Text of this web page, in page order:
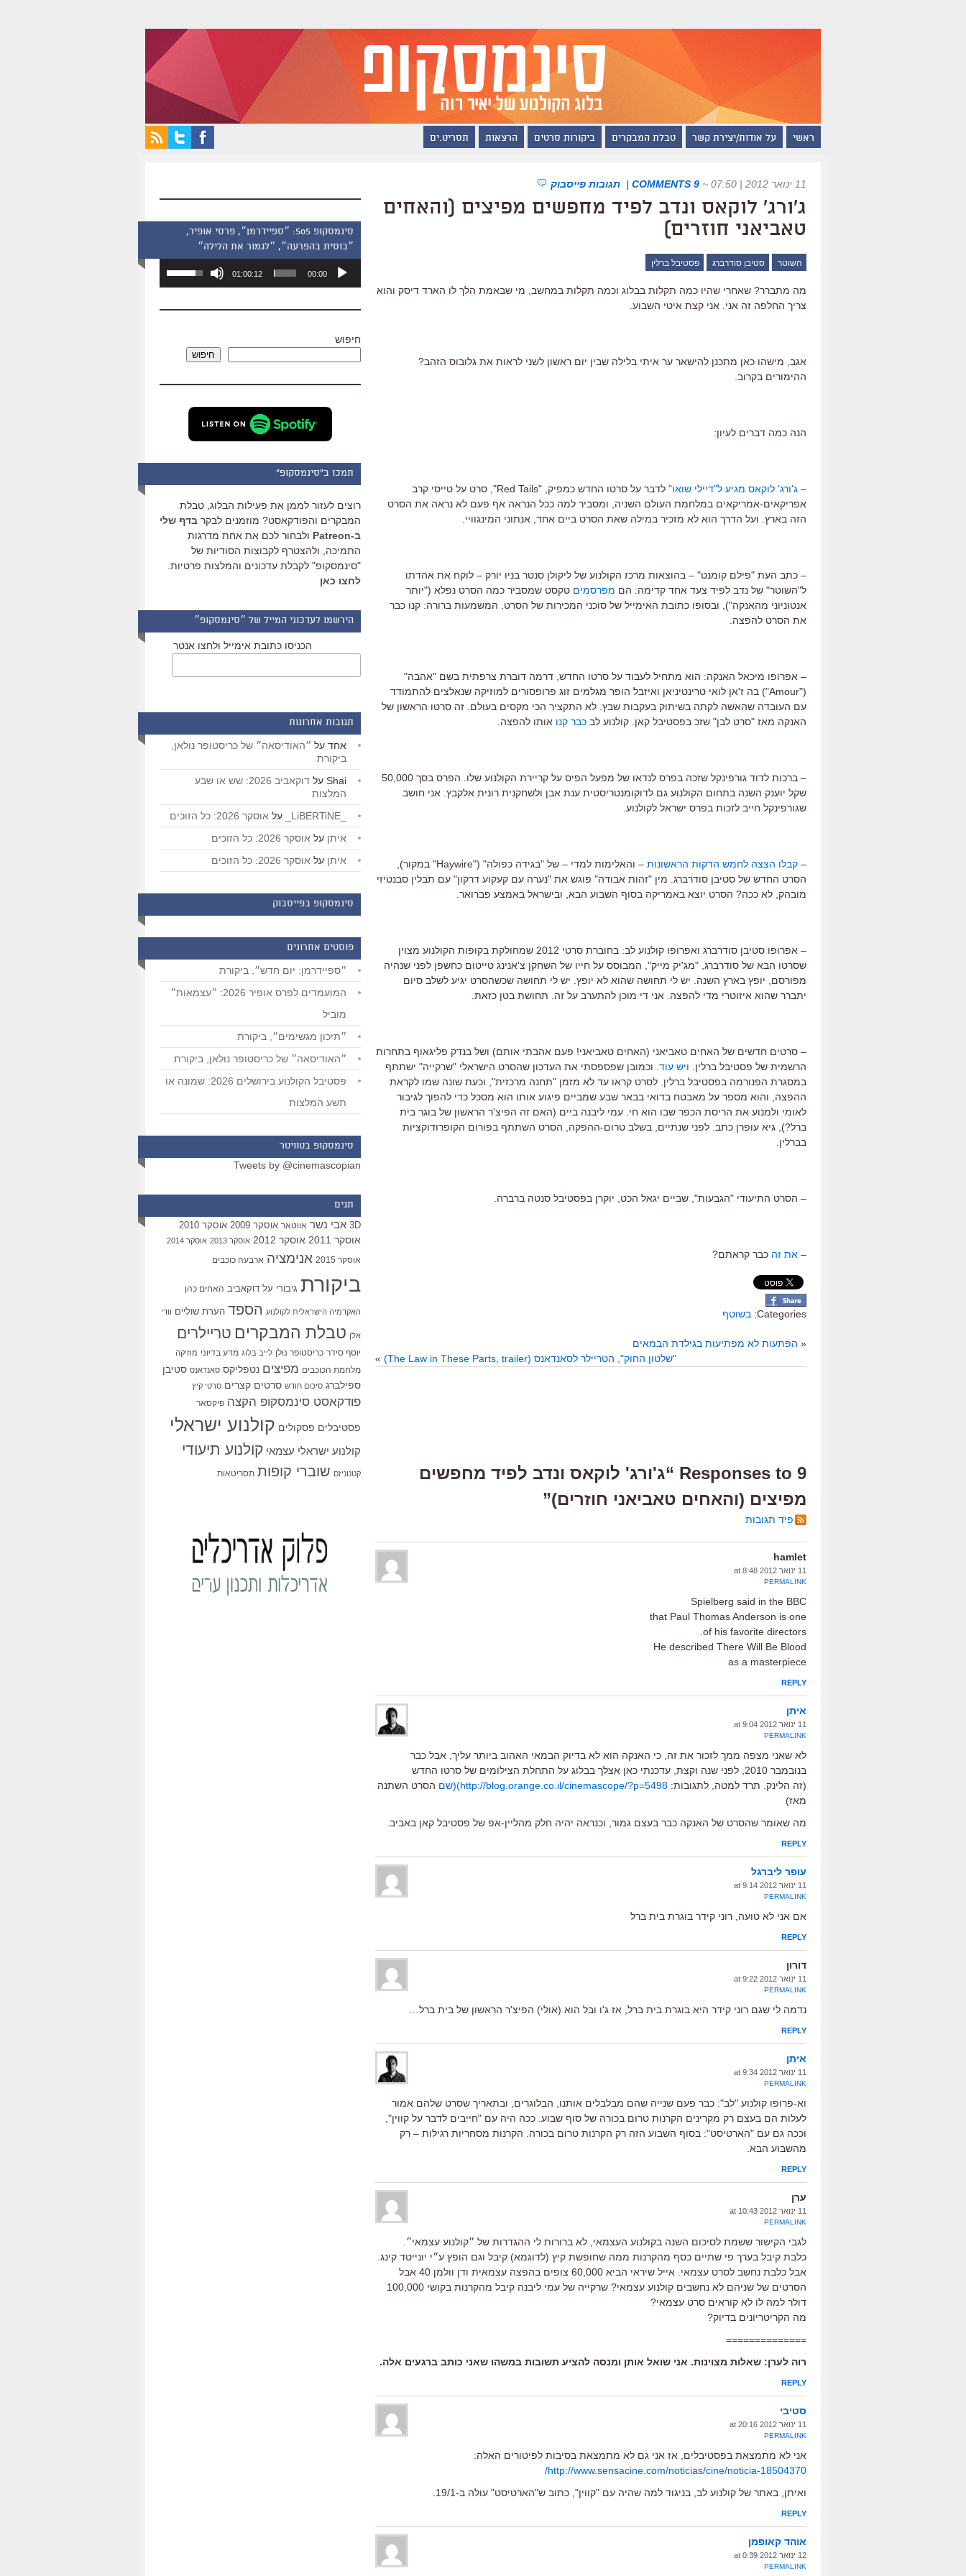
ראשי על אודות/יצירת קשר טבלת המבקרים ביקורות סרטים הרצאות תסריט.ים
11 ינואר 2012 | 07:50 ~
9 COMMENTS
| תגובות פייסבוק
ג'ורג' לוקאס ונדב לפיד מחפשים מפיצים (והאחים
טאביאני חוזרים)
השוטר סטיבן סודרברג פסטיבל ברלין
מה מתברר? שאחרי שהיו כמה תקלות בבלוג וכמה תקלות במחשב, מי שבאמת הלך לו הארד דיסק והוא
צריך החלפה זה אני. אני קצת איטי השבוע.
אגב, מישהו כאן מתכנן להישאר ער איתי בלילה שבין יום ראשון לשני לראות את גלובוס הזהב?
ההימורים בקרוב.
הנה כמה דברים לעיון:
– ג'ורג' לוקאס מגיע ל"דיילי שואו"
לדבר על סרטו החדש כמפיק, "Red Tails", סרט על טייסי קרב
אפריקאים-אמריקאים במלחמת העולם השניה, ומסביר למה ככל הנראה אף פעם לא נראה את הסרט
הזה בארץ. ועל הדרך הוא לא מזכיר במילה שאת הסרט ביים אחד, אנתוני המינגוויי.
– כתב העת "פילם קומנט" – בהוצאות מרכז הקולנוע של ליקולן סנטר בניו יורק – לוקח את אהדתו
ל"השוטר" של נדב לפיד צעד אחד קדימה: הם מפרסמים טקסט שמסביר כמה הסרט נפלא ("יותר
אנטוניוני מהאנקה"), ובסופו כתובת האימייל של סוכני המכירות של הסרט. המשמעות ברורה: קנו כבר
את הסרט להפצה.
– אפרופו מיכאל האנקה: הוא מתחיל לעבוד על סרטו החדש, דרמה דוברת צרפתית בשם "אהבה"
("Amour") בה ז'אן לואי טרינטיניאן ואיזבל הופר מגלמים זוג פרופסורים למוזיקה שנאלצים להתמודד
עם העובדה שהאשה לקתה בשיתוק בעקבות שבץ. לא התקציר הכי מקסים בעולם. זה סרטו הראשון של
האנקה מאז "סרט לבן" שזכ בפסטיבל קאן. קולנוע לב כבר קנו אותו להפצה.
– ברכות לדוד גורפינקל שזכה בפרס לנדאו של מפעל הפיס על קריירת הקולנוע שלו. הפרס בסך 50,000
שקל יוענק השנה בתחום הקולנוע גם לדוקומנטריסטית ענת אבן ולשחקנית רונית אלקבץ. אני חושב
שגורפינקל חייב לזכות בפרס ישראל לקולנוע.
– קבלו הצצה לחמש הדקות הראשונות
– והאלימות למדי – של "בגידה כפולה" ("Haywire" במקור),
הסרט החדש של סטיבן סודרברג. מין "זהות אבודה" פוגש את "נערה עם קעקוע דרקון" עם תבלין סבנטיזי
מובהק, לא ככה? הסרט יוצא באמריקה בסוף השבוע הבא, ובישראל באמצע פברואר.
– אפרופו סטיבן סודרברג ואפרופו קולנוע לב: בחוברת סרטי 2012 שמחולקת בקופות הקולנוע מצוין
שסרטו הבא של סודרברג, "מג'יק מייק", המבוסס על חייו של השחקן צ'אנינג טייטום כחשפן לפני שנהיה
מפורסם, יופץ בארץ השנה. יש לי תחושה שהוא לא יופץ. יש לי תחושה שכשהסרט יגיע לשלב סיום
יתברר שהוא איזוטרי מדי להפצה. אני די מוכן להתערב על זה. תחושת בטן כזאת.
– סרטים חדשים של האחים טאביאני (האחים טאביאני! פעם אהבתי אותם) ושל בנדק פליגאוף בתחרות
הרשמית של פסטיבל ברלין. ויש עוד . וכמובן שפספסתי את העדכון שהסרט הישראלי "שרקייה" ישתתף
במסגרת הפנורמה בפסטיבל ברלין. לסרט קראו עד לא מזמן "תחנה מרכזית", וכעת שונה שמו לקראת
ההפצה, והוא מספר על מאבטח בדואי בבאר שבע שמביים פיגוע אותו הוא מסכל כדי להפוך לגיבור
לאומי ולמנוע את הריסת הכפר שבו הוא חי. עמי ליבנה ביים (האם זה הפיצ'ר הראשון של בוגר בית
ברל?), גיא עופרן כתב. לפני שנתיים, בשלב טרום-ההפקה, הסרט השתתף בפורום הקופרודוקציות
בברלין.
– הסרט התיעודי "הגבעות", שביים יגאל הכט, יוקרן בפסטיבל סנטה ברברה.
– את זה כבר קראתם?
Categories: בשוטף
« הפתעות לא מפתיעות בגילדת הבמאים
"שלטון החוק", הטריילר לסאנדאנס (The Law in These Parts, trailer)
»
9 Responses to “ג'ורג' לוקאס ונדב לפיד מחפשים
מפיצים (והאחים טאביאני חוזרים)”
פיד תגובות
hamlet
11 ינואר 2012 at 8:48
PERMALINK
Spielberg said in the BBC
that Paul Thomas Anderson is one
of his favorite directors.
He described There Will Be Blood
as a masterpiece
REPLY
איתן
11 ינואר 2012 at 9:04
PERMALINK
לא שאני מצפה ממך לזכור את זה, כי האנקה הוא לא בדיוק הבמאי האהוב ביותר עליך, אבל כבר
בנובמבר 2010, לפני שנה וקצת, עדכנתי כאן אצלך בבלוג על התחלת הצילומים של סרטו החדש
(זה הלינק. תרד למטה, לתגובות: http://blog.orange.co.il/cinemascope/?p=5498)(שם
הסרט השתנה
מאז)
מה שאומר שהסרט של האנקה כבר בעצם גמור, וכנראה יהיה חלק מהליין-אפ של פסטיבל קאן באביב.
REPLY
עופר ליברגל
11 ינואר 2012 at 9:14
PERMALINK
אם אני לא טועה, רוני קידר בוגרת בית ברל
REPLY
דורון
11 ינואר 2012 at 9:22
PERMALINK
נדמה לי שגם רוני קידר היא בוגרת בית ברל, אז ג'ו ובל הוא (אולי) הפיצ'ר הראשון של בית ברל…
REPLY
איתן
11 ינואר 2012 at 9:34
PERMALINK
וא-פרופו קולנוע "לב": כבר פעם שנייה שהם מבלבלים אותנו, הבלוגרים, ובתאריך שסרט שלהם אמור
לעלות הם בעצם רק מקרינים הקרנות טרום בכורה של סוף שבוע. ככה היה עם "חייבים לדבר על קווין",
וככה גם עם "הארטיסט": בסוף השבוע הזה רק הקרנות טרום בכורה. הקרנות מסחריות רגילות – רק
מהשבוע הבא.
REPLY
ערן
11 ינואר 2012 at 10:43
PERMALINK
לגבי הקישור ששמת לסיכום השנה בקולנוע העצמאי, לא ברורות לי ההגדרות של ״קולנוע עצמאי״.
כלבת קיבל בערך פי שתיים כסף מהקרנות ממה שחופשת קיץ (לדוגמא) קיבל וגם הופץ ע״י יונייטד קינג.
אבל כלבת נחשב לסרט עצמאי. אייל שיראי הביא 60,000 צופים בהפצה עצמאית ודן וולמן 40 אבל
הסרטים של שניהם לא נחשבים קולנוע עצמאי? שרקייה של עמי ליבנה קיבל מהקרנות בקושי 100,000
דולר למה לו לא קוראים סרט עצמאי?
מה הקריטריונים בדיוק?
==============
רוה לערן: שאלות מצוינות. אני שואל אותן ומנסה להציע תשובות במשהו שאני כותב ברגעים אלה.
REPLY
סטיבי
11 ינואר 2012 at 20:16
PERMALINK
אני לא מתמצאת בפסטיבלים, אז אני גם לא מתמצאת בסיבות לפיטורים האלה:
http://www.sensacine.com/noticias/cine/noticia-18504370/
ואיתן, באתר של קולנוע לב, בניגוד למה שהיה עם "קווין", כתוב ש"הארטיסט" עולה ב-19/1.
REPLY
אוהד קאופמן
12 ינואר 2012 at 0:39
PERMALINK
סינמסקופ 505: ״ספיידרמן״, פרסי אופיר,
״בוסית בהפרעה״, ״לגמור את הלילה״
אודיו
00:00
01:00:12
השתמש
כדי
שמע.
חיפוש
חיפוש
תמכו ב"סינמסקופ"
רוצים לעזור לממן את פעילות הבלוג, טבלת
המבקרים והפודקאסט? מוזמנים לבקר בדף שלי
ב-Patreon
ולבחור לכם את אחת מדרגות
התמיכה, ולהצטרף לקבוצות הסודיות של
"סינמסקופ" לקבלת עדכונים והמלצות פרטיות.
לחצו כאן
הירשמו לעדכוני המייל של ״סינמסקופ״
הכניסו כתובת אימייל ולחצו אנטר
תגובות אחרונות
אחד על ״האודיסאה״ של כריסטופר נולאן,
ביקורת
Shai על
דוקאביב 2026: שש או שבע
המלצות
על אוסקר 2026: כל הזוכים
איתן על אוסקר 2026: כל הזוכים
איתן על אוסקר 2026: כל הזוכים
סינמסקופ בפייסבוק
פוסטים אחרונים
״ספיידרמן: יום חדש״, ביקורת
המועמדים לפרס אופיר 2026: ״עצמאות״
מוביל
״תיכון מגשימים״, ביקורת
״האודיסאה״ של כריסטופר נולאן, ביקורת
פסטיבל הקולנוע בירושלים 2026: שמונה או
תשע המלצות
סינמסקופ בטוויטר
Tweets by @cinemascopian
תגים
3D אבי נשר אווטאר אוסקר 2009 אוסקר 2010
אוסקר 2011 אוסקר 2012 אוסקר 2013 אוסקר 2014
אוסקר 2015 אנימציה ארבעה כוכבים
ביקורת גיבורי על דוקאביב האחים כהן
האקדמיה הישראלית לקולנוע הספד הערת שוליים וודי
אלן טבלת המבקרים טריילרים
יוסף סידר כריסטופר נולן לייב בלוג מדע בדיוני מוזיקה
מלחמת הכוכבים מפיצים נטפליקס סאנדאנס סטיבן
ספילברג סיכום חודש סרטים קצרים סרטי קיץ
פודקאסט סינמסקופ הקצה פיקסאר
פסטיבלים פסקולים קולנוע ישראלי
קולנוע ישראלי עצמאי קולנוע תיעודי
קטנוניזם שוברי קופות תסריטאות